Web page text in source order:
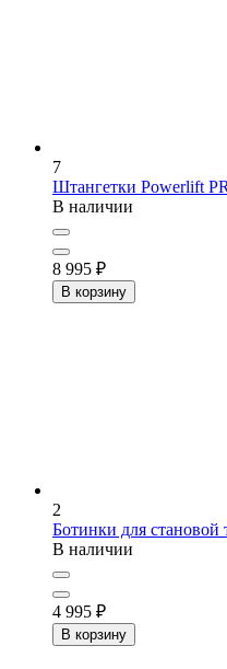
7
Штангетки Powerlift
В наличии
8 995 ₽
В корзину
2
Ботинки для становой
В наличии
4 995 ₽
В корзину